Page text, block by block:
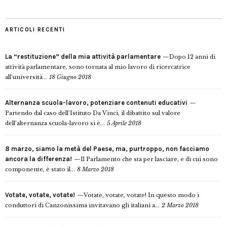
ARTICOLI RECENTI
La “restituzione” della mia attività parlamentare
Dopo 12 anni di
attività parlamentare, sono tornata al mio lavoro di ricercatrice
all’università... 18 Giugno 2018
Alternanza scuola-lavoro, potenziare contenuti educativi
Partendo dal caso dell’Istituto Da Vinci, il dibattito sul valore
dell’alternanza scuola-lavoro si è... 5 Aprile 2018
8 marzo, siamo la metà del Paese, ma, purtroppo, non facciamo
ancora la differenza!
Il Parlamento che sta per lasciare, e di cui sono
componente, è stato il... 8 Marzo 2018
Votate, votate, votate!
Votate, votate, votate! In questo modo i
conduttori di Canzonissima invitavano gli italiani a... 2 Marzo 2018